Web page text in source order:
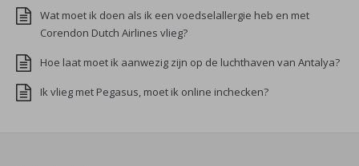
Wat moet ik doen als ik een voedselallergie heb en met
Corendon Dutch Airlines vlieg?
Hoe laat moet ik aanwezig zijn op de luchthaven van Antalya?
Ik vlieg met Pegasus, moet ik online inchecken?